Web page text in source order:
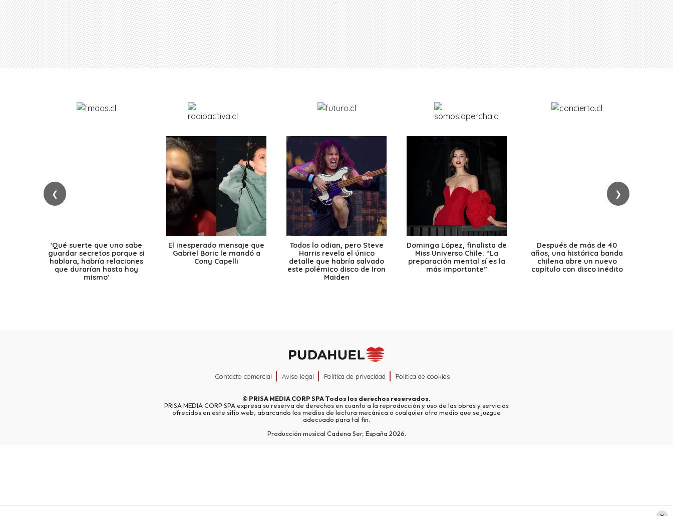
❮ ❯
'Qué suerte que uno sabe
guardar secretos porque si
hablara, habría relaciones
que durarían hasta hoy
mismo'
El inesperado mensaje que
Gabriel Boric le mandó a
Cony Capelli
Todos lo odian, pero Steve
Harris revela el único
detalle que habría salvado
este polémico disco de Iron
Maiden
Dominga López, finalista de
Miss Universo Chile: “La
preparación mental sí es la
más importante”
Después de más de 40
años, una histórica banda
chilena abre un nuevo
capítulo con disco inédito
Contacto comercial Aviso legal Política de privacidad Política de cookies
© PRISA MEDIA CORP SPATodos los derechos reservados.
PRISA MEDIA CORP SPA expresa su reserva de derechos en cuanto a la reproducción y uso de las obras y servicios
ofrecidos en este sitio web, abarcando los medios de lectura mecánica o cualquier otro medio que se juzgue
adecuado para tal fin.
Producción musical Cadena Ser, España 2026.